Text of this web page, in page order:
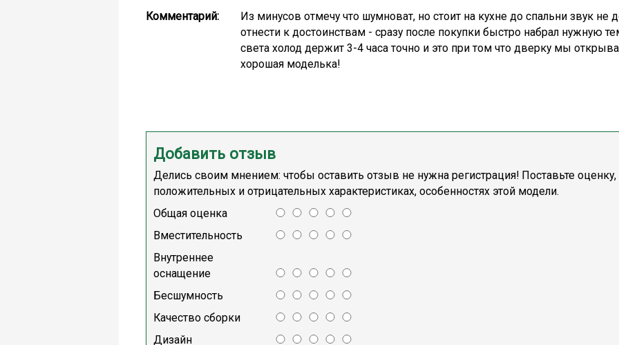
Комментарий:
Из минусов отмечу что шумноват, но стоит на кухне до спальни звук не
отнести к достоинствам - сразу после покупки быстро набрал нужную
света холод держит 3-4 часа точно и это при том что дверку мы
хорошая моделька!
Добавить отзыв
Делись своим мнением: чтобы оставить отзыв не нужна регистрация! Поставьте оценку,
положительных и отрицательных характеристиках, особенностях этой модели.
Общая оценка
Вместительность
Внутреннее
оснащение
Бесшумность
Качество сборки
Дизайн